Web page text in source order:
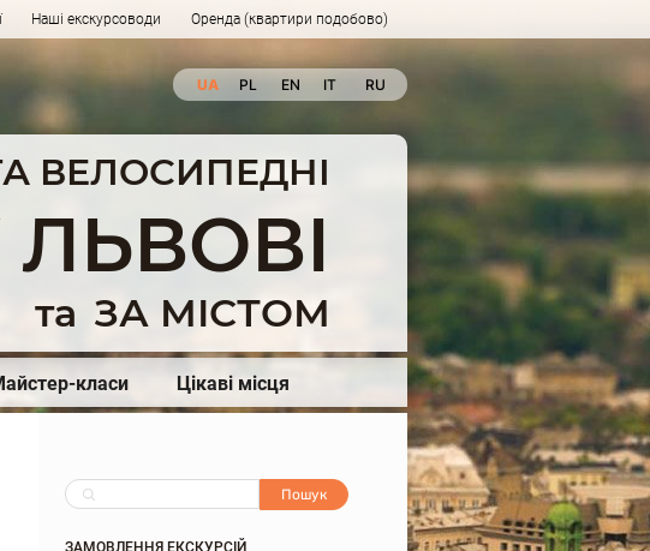
Наші екскурсоводи Оренда (квартири подобово)
UA RU
EN
PL IT
ВЕЛОСИПЕДНІ
ЛЬВОВІ
та ЗА МІСТОМ
класи Цікаві місця
ЗАМОВЛЕННЯ ЕКСКУРСІЙ